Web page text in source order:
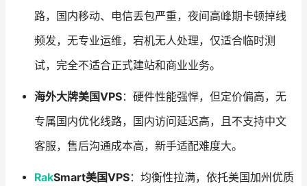
路，国内移动、电信丢包严重，夜间高峰期卡顿掉线
频发，无专业运维，宕机无人处理，仅适合临时测
试，完全不适合正式建站和商业业务。
海外大牌美国VPS：硬件性能强悍，但定价偏高，无
专属国内优化线路，国内访问延迟高，且不支持中文
客服，售后沟通成本高，新手适配难度大。
RakSmart美国VPS：均衡性拉满，依托美国加州优质